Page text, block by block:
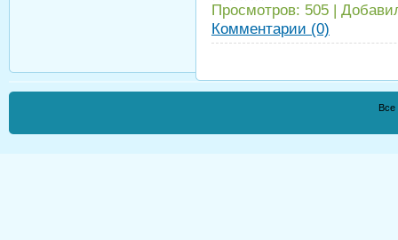
Просмотров: 505 |
Комментарии (0)